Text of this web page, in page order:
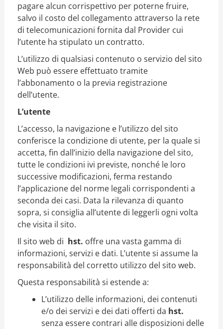
pagare alcun corrispettivo per poterne fruire,
salvo il costo del collegamento attraverso la rete
di telecomunicazioni fornita dal Provider cui
l’utente ha stipulato un contratto.
L’utilizzo di qualsiasi contenuto o servizio del sito
Web può essere effettuato tramite
l’abbonamento o la previa registrazione
dell’utente.
L’utente
L’accesso, la navigazione e l’utilizzo del sito
conferisce la condizione di utente, per la quale si
accetta, fin dall’inizio della navigazione del sito,
tutte le condizioni ivi previste, nonché le loro
successive modificazioni, ferma restando
l’applicazione del norme legali corrispondenti a
seconda dei casi. Data la rilevanza di quanto
sopra, si consiglia all’utente di leggerli ogni volta
che visita il sito.
Il sito web di hst. offre una vasta gamma di
informazioni, servizi e dati. L’utente si assume la
responsabilità del corretto utilizzo del sito web.
Questa responsabilità si estende a:
L’utilizzo delle informazioni, dei contenuti
e/o dei servizi e dei dati offerti da hst.
senza essere contrari alle disposizioni delle